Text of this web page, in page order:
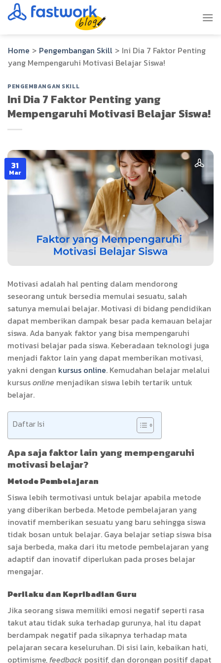
Skip
to
Home > Pengembangan Skill > Ini Dia 7 Faktor Penting
yang Mempengaruhi Motivasi Belajar Siswa!
PENGEMBANGAN SKILL
Ini Dia 7 Faktor Penting yang
Mempengaruhi Motivasi Belajar Siswa!
31
Mar
Motivasi adalah hal penting dalam mendorong
seseorang untuk bersedia memulai sesuatu, salah
satunya memulai belajar. Motivasi di bidang pendidikan
dapat memberikan dampak besar pada kemauan belajar
siswa. Ada banyak faktor yang bisa mempengaruhi
motivasi belajar pada siswa. Keberadaan teknologi juga
menjadi faktor lain yang dapat memberikan motivasi,
yakni dengan kursus online. Kemudahan belajar melalui
kursusonline menjadikan siswa lebih tertarik untuk
belajar.
Daftar Isi
Apa saja faktor lain yang mempengaruhi
motivasi belajar?
Metode Pembelajaran
Siswa lebih termotivasi untuk belajar apabila metode
yang diberikan berbeda. Metode pembelajaran yang
inovatif memberikan sesuatu yang baru sehingga siswa
tidak bosan untuk belajar. Gaya belajar setiap siswa bisa
saja berbeda, maka dari itu metode pembelajaran yang
adaptif dan inovatif diperlukan pada proses belajar
mengajar.
Perilaku dan Kepribadian Guru
Jika seorang siswa memiliki emosi negatif seperti rasa
takut atau tidak suka terhadap gurunya, hal itu dapat
berdampak negatif pada sikapnya terhadap mata
pelajaran secara keseluruhan. Di sisi lain, kebaikan hati,
optimisme,feedback positif, dan dorongan positif dapat